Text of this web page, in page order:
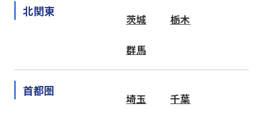
北関東
茨城 栃木
群馬
首都圏
埼玉 千葉